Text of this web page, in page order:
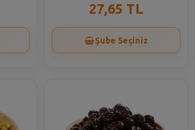
27,65 TL
Şube Seçiniz